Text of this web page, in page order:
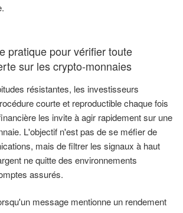
pratique pour vérifier toute
sur les crypto-monnaies
résistantes, les investisseurs
courte et reproductible chaque fois
les invite à agir rapidement sur une
L'objectif n'est pas de se méfier de
mais de filtrer les signaux à haut
ne quitte des environnements
assurés.
message mentionne un rendement